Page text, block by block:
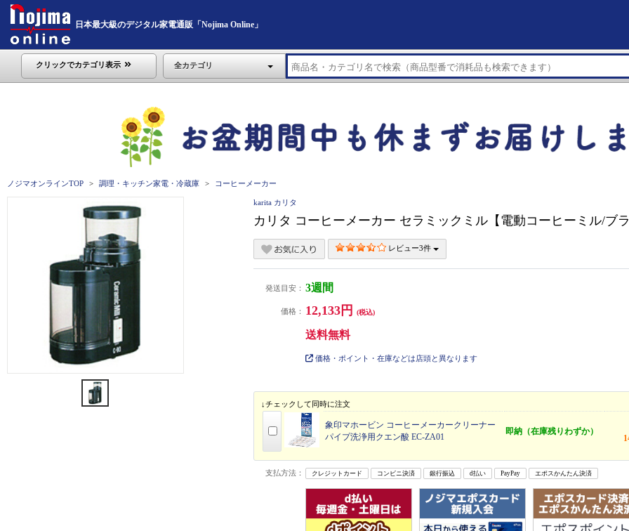
日本最大級のデジタル家電通販「Nojima Online」
クリックでカテゴリ表示 全カテゴリ
ノジマオンラインTOP 調理・キッチン家電・冷蔵庫 コーヒーメーカー
karita カリタ
カリタ コーヒーメーカー セラミックミル【電動コーヒーミル/ブ
レビュー3件
発送目安： 3週間
価格： 12,133円 (税込)
送料無料
価格・ポイント・在庫などは店頭と異なります
↓チェックして同時に注文
象印マホービン コーヒーメーカークリーナー
パイプ洗浄用クエン酸 EC-ZA01
即納（在庫残りわずか）
支払方法： クレジットカード コンビニ決済 銀行振込 d払い PayPay エポスかんたん決済